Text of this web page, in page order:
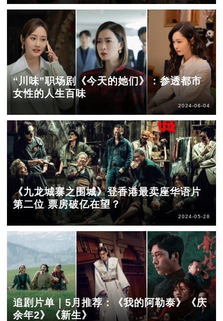
“川味”职场剧《今天的她们》：参透都市
女性的人生百味
2024-06-04
《九龙城寨之围城》登香港最卖座华语片
第二位 票房破亿在望？
2024-05-28
追剧片单｜5月推荐：《我的阿勒泰》《庆
余年2》《新生》